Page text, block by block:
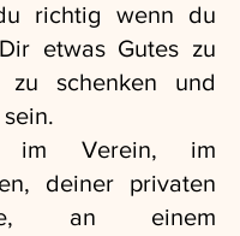
richtig wenn du
etwas Gutes zu
schenken und
im Verein, im
deiner privaten
an einem